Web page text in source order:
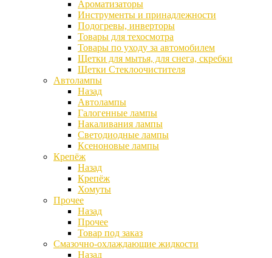
Ароматизаторы
Инструменты и принадлежности
Подогревы, инверторы
Товары для техосмотра
Товары по уходу за автомобилем
Щетки для мытья, для снега, скребки
Щетки Стеклоочистителя
Автолампы
Назад
Автолампы
Галогенные лампы
Накаливания лампы
Светодиодные лампы
Ксеноновые лампы
Крепёж
Назад
Крепёж
Хомуты
Прочее
Назад
Прочее
Товар под заказ
Смазочно-охлаждающие жидкости
Назад